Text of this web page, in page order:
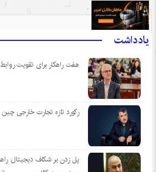
یادداشت
هفت راهکار برای تقویت
رکورد تازه تجارت خارجی چین
پل زدن بر شکاف دیجیتال:
.